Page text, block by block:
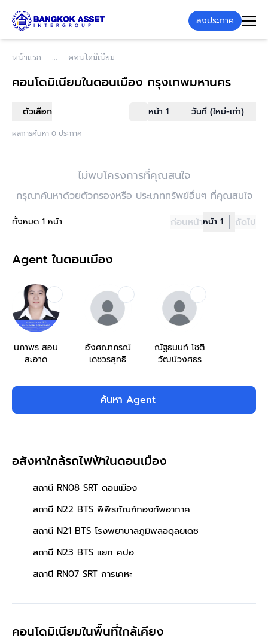
ลงประกาศ
หน้าแรก คอนโดมิเนียม
คอนโดมิเนียมในดอนเมือง กรุงเทพมหานคร
ตัวเลือก หน้า 1 วันที่ (ใหม่-เก่า)
ผลการค้นหา 0 ประกาศ
ไม่พบโครงการที่คุณสนใจ
กรุณาค้นหาด้วยตัวกรองหรือ ประเภททรัพย์อื่นๆ ที่คุณสนใจ
ทั้งหมด 1 หน้า ก่อนหน้าหน้า 1 ถัดไป
Agent ในดอนเมือง
นภาพร สอน
สะอาด
อังศณาภรณ์
เดชวรสุทธิ
ณัฐธนนท์ โชติ
วัฒน์วงศธร
ค้นหา Agent
อสังหาใกล้รถไฟฟ้าในดอนเมือง
สถานี RN08 SRT ดอนเมือง
สถานี N22 BTS พิพิธภัณฑ์กองทัพอากาศ
สถานี N21 BTS โรงพยาบาลภูมิพลอดุลยเดช
สถานี N23 BTS แยก คปอ.
สถานี RN07 SRT การเคหะ
คอนโดมิเนียมในพื้นที่ใกล้เคียง